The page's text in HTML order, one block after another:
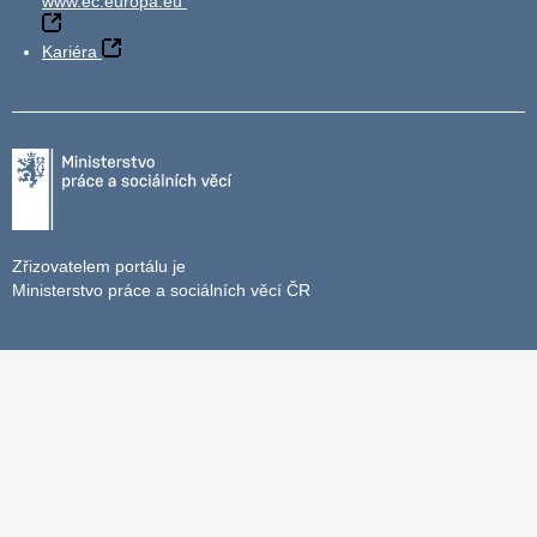
Kariéra
Zřizovatelem portálu je
Ministerstvo práce a sociálních věcí ČR